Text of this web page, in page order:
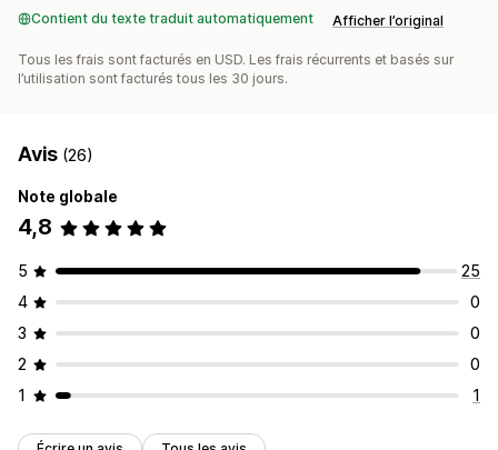
Contient du texte traduit automatiquement Afficher l’original
Tous les frais sont facturés en USD. Les frais récurrents et basés sur
l’utilisation sont facturés tous les 30 jours.
Avis (26)
Note globale
4,8
5
25
4
0
3
0
2
0
1
1